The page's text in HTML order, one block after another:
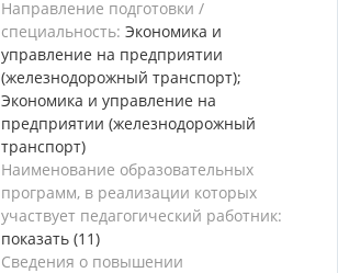
Направление подготовки /
специальность: Экономика и
управление на предприятии
(железнодорожный транспорт);
Экономика и управление на
предприятии (железнодорожный
транспорт)
Наименование образовательных
программ, в реализации которых
участвует педагогический работник:
показать (11)
Сведения о повышении